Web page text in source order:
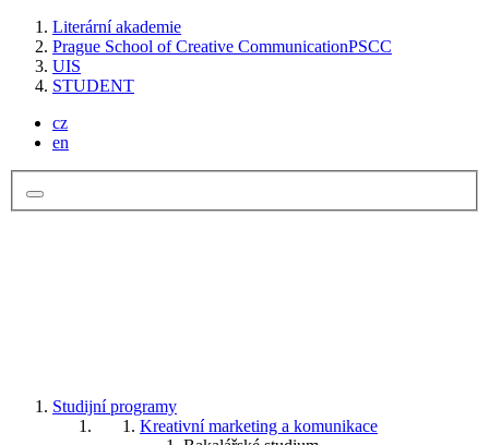
Literární akademie
Prague School of Creative CommunicationPSCC
UIS
STUDENT
cz
en
Studijní programy
Kreativní marketing a komunikace